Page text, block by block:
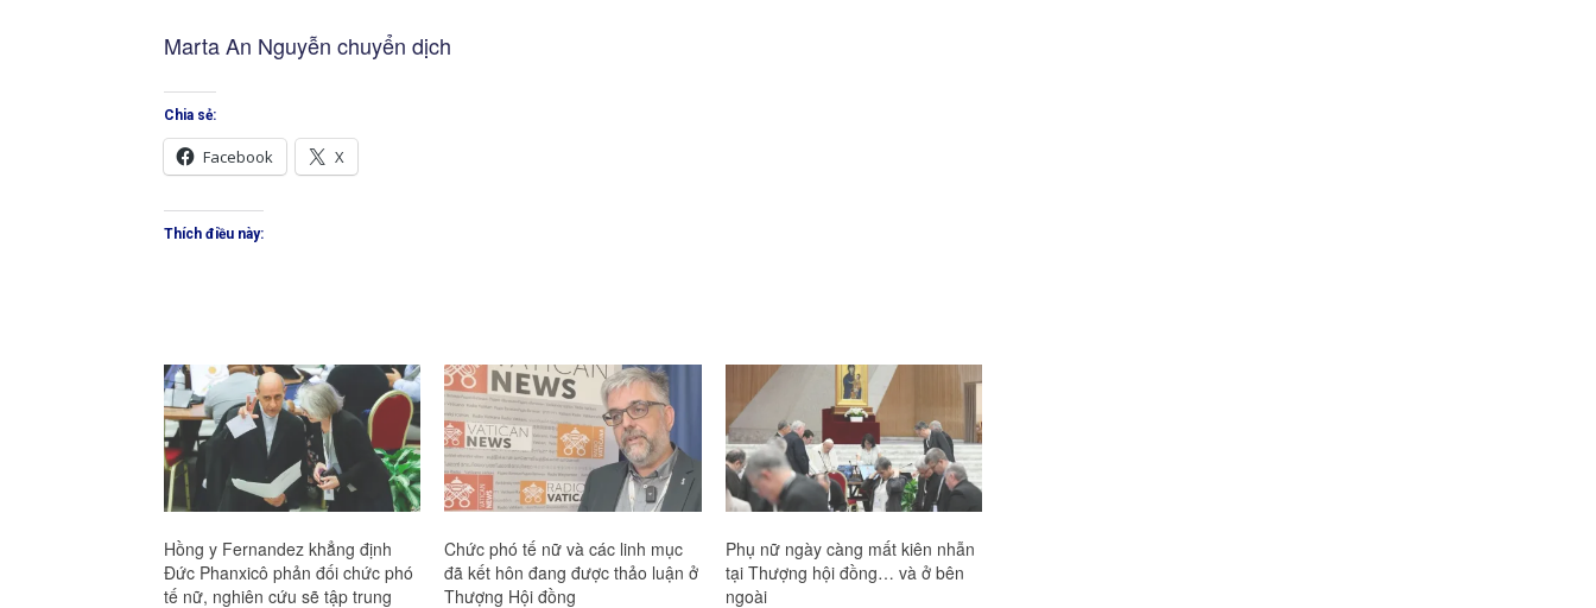
Marta An Nguyễn chuyển dịch
Chia sẻ:
Facebook X
Thích điều này:
Hồng y Fernandez khẳng định
Đức Phanxicô phản đối chức phó
tế nữ, nghiên cứu sẽ tập trung
Chức phó tế nữ và các linh mục
đã kết hôn đang được thảo luận ở
Thượng Hội đồng
Phụ nữ ngày càng mất kiên nhẫn
tại Thượng hội đồng… và ở bên
ngoài